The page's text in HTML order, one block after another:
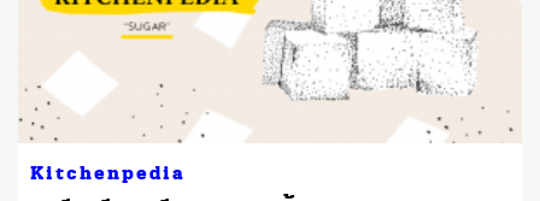
Kitchenpedia